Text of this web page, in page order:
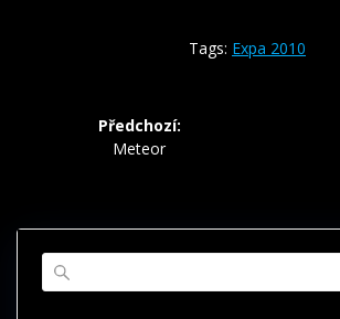
Tags: Expa 2010
Navigace
Předchozí:
Předchozí
Meteor